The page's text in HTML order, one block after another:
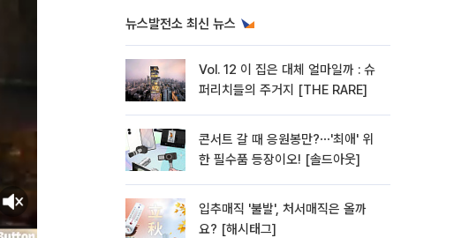
뉴스발전소 최신 뉴스
Vol. 12 이 집은 대체 얼마일까 : 슈
퍼리치들의 주거지 [THE RARE]
콘서트 갈 때 응원봉만?⋯'최애' 위
한 필수품 등장이오! [솔드아웃]
입추매직 '불발', 처서매직은 올까
요? [해시태그]